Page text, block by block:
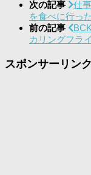
次の記事
仕
を食べに行っ
前の記事
カリングフラ
スポンサーリンク